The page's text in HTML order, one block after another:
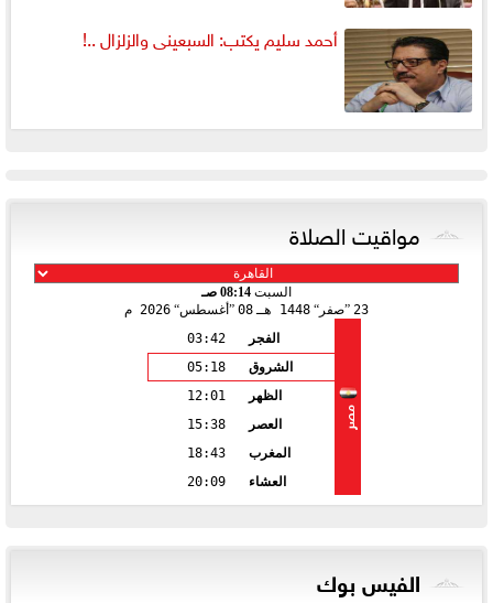
أحمد سليم يكتب: السبعينى والزلزال ..!
مواقيت الصلاة
السبت 08:14 صـ
23
صفر 1448 هـ 08 أغسطس 2026 م
مصر
الفجر
03:42
الشروق
05:18
الظهر
12:01
العصر
15:38
المغرب
18:43
العشاء
20:09
الفيس بوك